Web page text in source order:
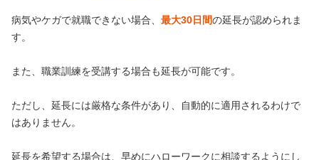
病気やケガで就職できない場合、 最大30日間の延長が認められま
す。
また、職業訓練を受講する場合も延長が可能です。
ただし、延長には厳格な条件があり、自動的に適用されるわけで
はありません。
延長を希望する場合は、早めにハローワークに相談するようにし